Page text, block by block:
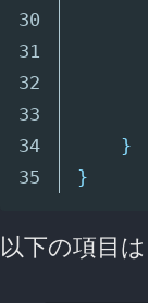
30
31
32
33
34
}
}
以下の項目は